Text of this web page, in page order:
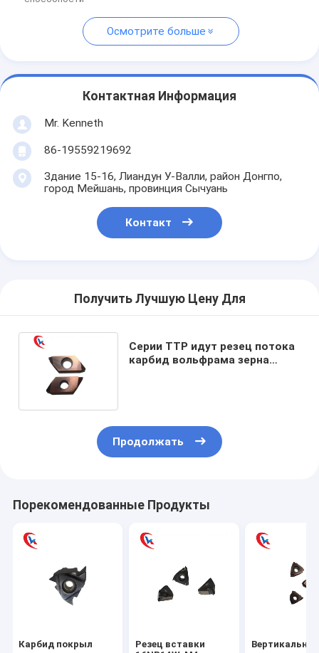
Осмотрите больше
Контактная Информация
Mr. Kenneth
86-19559219692
Здание 15-16, Лиандун У-Валли, район Донгпо,
город Мейшань, провинция Сычуань
Контакт
Получить Лучшую Цену Для
Серии TTP идут резец потока
карбид вольфрама зерна
Продолжать
Порекомендованные Продукты
Карбид покрыл
Резец вставки